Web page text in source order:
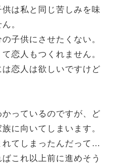
は私と同じ苦しみを味
。
子供にさせたくない。
恋人もつくれません。
恋人は欲しいですけど
っているのですが、ど
に向いてしまいます。
れてしまったんだって…
これ以上前に進めそう